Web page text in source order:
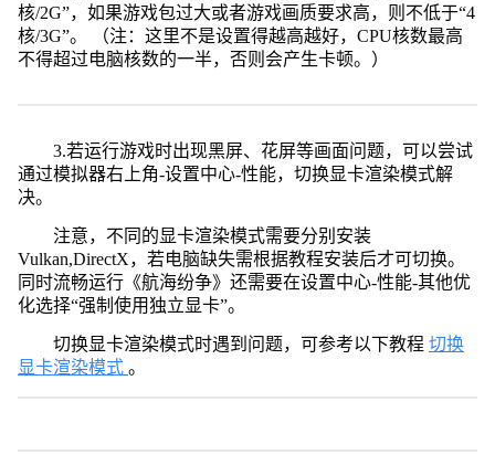
核/2G”，如果游戏包过大或者游戏画质要求高，则不低于“4
核/3G”。 （注：这里不是设置得越高越好，CPU核数最高
不得超过电脑核数的一半，否则会产生卡顿。）
3.若运行游戏时出现黑屏、花屏等画面问题，可以尝试
通过模拟器右上角-设置中心-性能，切换显卡渲染模式解
决。
注意，不同的显卡渲染模式需要分别安装
Vulkan,DirectX，若电脑缺失需根据教程安装后才可切换。
同时流畅运行《航海纷争》还需要在设置中心-性能-其他优
化选择“强制使用独立显卡”。
切换显卡渲染模式时遇到问题，可参考以下教程 切换
显卡渲染模式 。